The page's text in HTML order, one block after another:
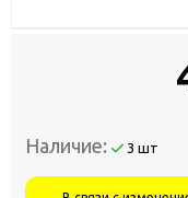
Наличие: 3 шт